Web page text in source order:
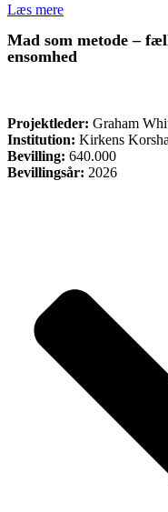
Læs mere
Mad som metode –
ensomhed
Projektleder: Graham
Institution: Kirkens
Bevilling: 640.000
Bevillingsår: 2026